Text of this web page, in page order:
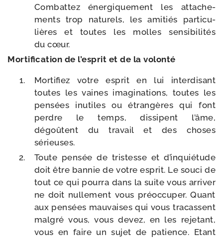
Combattez éner­gi­que­ment les atta­che­
ments trop natu­rels, les ami­tiés par­ti­cu­
lières et toutes les molles sen­si­bi­li­tés
du cœur.
Mortification de l’es­prit et de la volonté
Mortifiez votre esprit en lui inter­di­sant
toutes les vaines ima­gi­na­tions, toutes les
pen­sées inutiles ou étran­gères qui font
perdre le temps, dis­sipent l’âme,
dégoûtent du tra­vail et des choses
sérieuses.
Toute pen­sée de tris­tesse et d’in­quié­tude
doit être ban­nie de votre esprit. Le sou­ci de
tout ce qui pour­ra dans la suite vous arri­ver
ne doit nul­le­ment vous pré­oc­cu­per. Quant
aux pen­sées mau­vaises qui vous tra­cassent
mal­gré vous, vous devez, en les reje­tant,
vous en faire un sujet de patience. Etant